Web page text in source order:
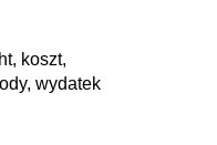
koszt,
wydatek